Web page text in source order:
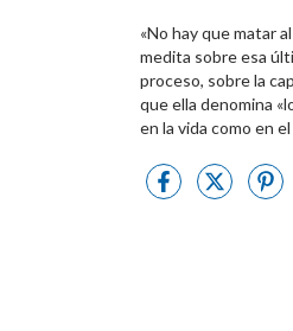
«No hay que matar
medita sobre esa
proceso, sobre la
que ella denomina
en la vida como en